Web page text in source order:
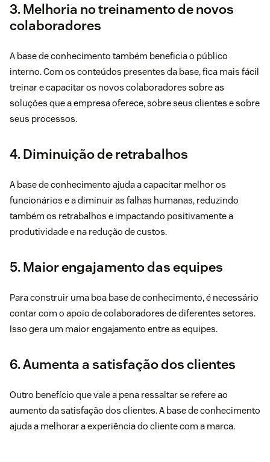
3. Melhoria no treinamento de novos
colaboradores
A base de conhecimento também beneficia o público
interno. Com os conteúdos presentes da base, fica mais fácil
treinar e capacitar os novos colaboradores sobre as
soluções que a empresa oferece, sobre seus clientes e sobre
seus processos.
4. Diminuição de retrabalhos
A base de conhecimento ajuda a capacitar melhor os
funcionários e a diminuir as falhas humanas, reduzindo
também os retrabalhos e impactando positivamente a
produtividade e na redução de custos.
5. Maior engajamento das equipes
Para construir uma boa base de conhecimento, é necessário
contar com o apoio de colaboradores de diferentes setores.
Isso gera um maior engajamento entre as equipes.
6. Aumenta a satisfação dos clientes
Outro benefício que vale a pena ressaltar se refere ao
aumento da satisfação dos clientes. A base de conhecimento
ajuda a melhorar a experiência do cliente com a marca.